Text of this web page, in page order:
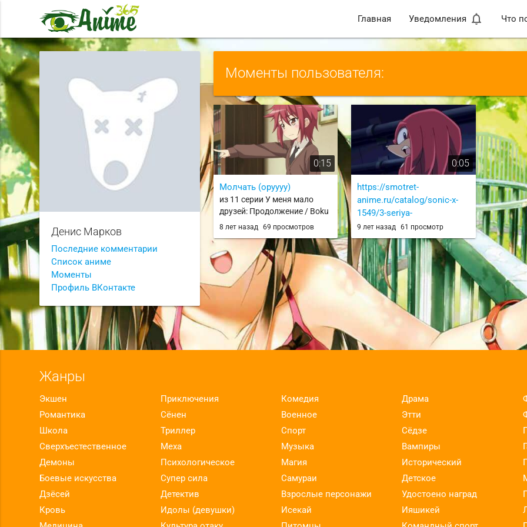
Главная Уведомления notifications_none Что
Денис Марков
Последние комментарии
Список аниме
Моменты
Профиль ВКонтакте
Моменты пользователя:
0:15
Молчать (оруууу)
из 11 серии У меня мало
друзей: Продолжение / Boku
wa Tomodachi ga Sukunai
8 лет назад 69 просмотров
0:05
https://smotret-
anime.ru/catalog/sonic-x-
1549/3-seriya-
66391/ozvuchka-651694
из 3 серии Соник Икс / Sonic
X
9 лет назад 61 просмотр
Жанры
Экшен Приключения Комедия Драма
Романтика
Сёнен Военное Этти
Школа
Триллер Спорт Сёдзе
Сверхъестественное
Меха Музыка Вампиры
Демоны
Психологическое Магия Исторический
Боевые искусства
Супер сила Самураи Детское
Дзёсей
Детектив Взрослые персонажи Удостоено наград
Кровь
Идолы (девушки) Исекай Ияшикей